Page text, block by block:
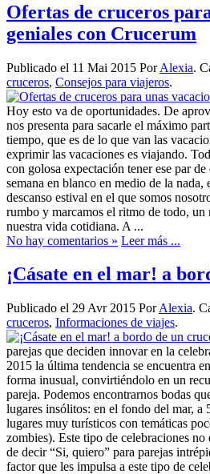
Ofertas de cruceros
geniales con Crucerum
Publicado el 11 Mai 2015 PorAlexia.
cruceros, Consejos para viajeros.
Hoy esto va de oportunidades. De
nos presenta para sacarle el máximo
tiempo, que es de lo que van las
exprimir las vacaciones es viajando.
con golosa expectación tener ese par
semana en blanco en medio de la nada,
descanso estival en el que somos
rumbo y marcamos el ritmo de todo, un
nuestra vida cotidiana. A ...
No hay comentarios » Leer más ...
¡Cásate en el mar! a
Publicado el 29 Avr 2015 PorAlexia.
cruceros, Informaciones de viajes.
parejas que deciden innovar en la
2015 la última tendencia se encuentra
forma inusual, convirtiéndolo en un
pareja. Podemos encontrarnos bodas
lugares insólitos: en el fondo del mar, a
lugares muy turísticos con temáticas
zombies). Este tipo de celebraciones no
de decir “Si, quiero” para parejas
factor que les impulsa a este tipo de